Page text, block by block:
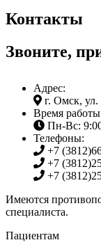
Контакты
Звоните,
Адрес:
г. Омск, ул.
Время
Пн-Вс:
Телефоны:
+7 (3812)
+7 (3812)
+7 (3812)
Имеются
специалиста.
Пациентам